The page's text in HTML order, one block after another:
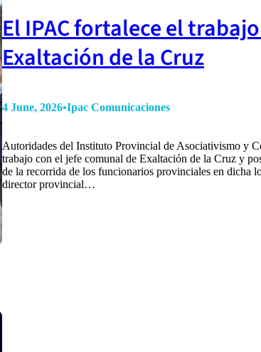
El IPAC fortalece el
Exaltación de la Cruz
4 June, 2026•Ipac Comunicaciones
Autoridades del Instituto Provincial de Asociativismo y
trabajo con el jefe comunal de Exaltación de la Cruz y
de la recorrida de los funcionarios provinciales en dicha
director provincial…